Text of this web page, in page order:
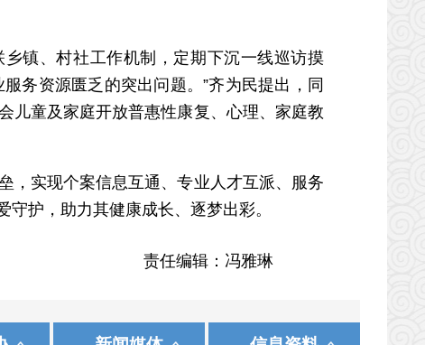
镇、村社工作机制，定期下沉一线巡访摸
务资源匮乏的突出问题。”齐为民提出，同
儿童及家庭开放普惠性康复、心理、家庭教
实现个案信息互通、专业人才互派、服务
护，助力其健康成长、逐梦出彩。
责任编辑：冯雅琳
黑龙江 | |
发展和改革委员会
中国农工民主党 中国致公党
保 定 | 沧 州 |
中国法院网 中工网
使命